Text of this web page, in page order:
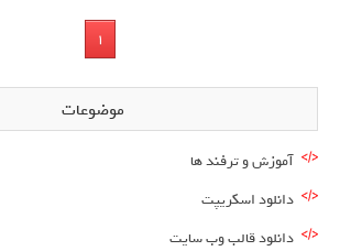
1
موضوعات
آموزش و ترفند ها
دانلود اسکریپت
دانلود قالب وب سایت